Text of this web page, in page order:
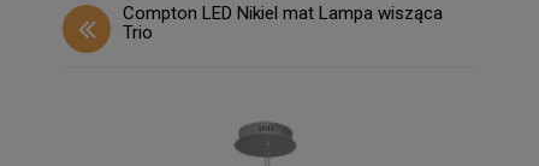
Compton LED Nikiel mat Lampa wisząca
Trio